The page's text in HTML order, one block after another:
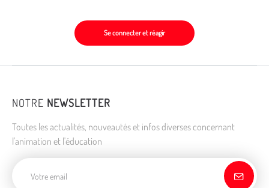
Se connecter et réagir
NOTRE NEWSLETTER
Toutes les actualités, nouveautés et infos diverses concernant
l'animation et l'éducation